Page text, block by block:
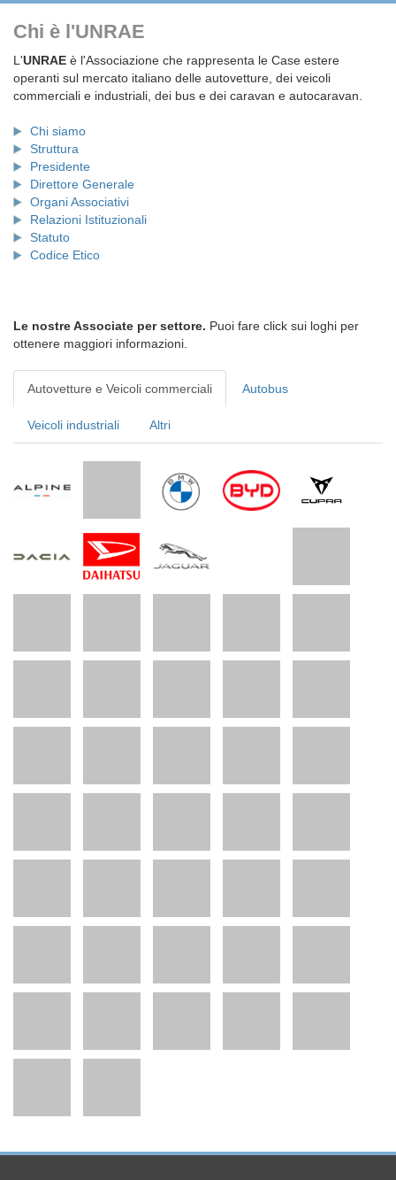
Chi è l'UNRAE
L'UNRAE è l'Associazione che rappresenta le Case estere
operanti sul mercato italiano delle autovetture, dei veicoli
commerciali e industriali, dei bus e dei caravan e autocaravan.
Chi siamo
Struttura
Presidente
Direttore Generale
Organi Associativi
Relazioni Istituzionali
Statuto
Codice Etico
Le nostre Associate per settore. Puoi fare click sui loghi per
ottenere maggiori informazioni.
Autovetture e Veicoli commerciali Autobus
Veicoli industriali Altri